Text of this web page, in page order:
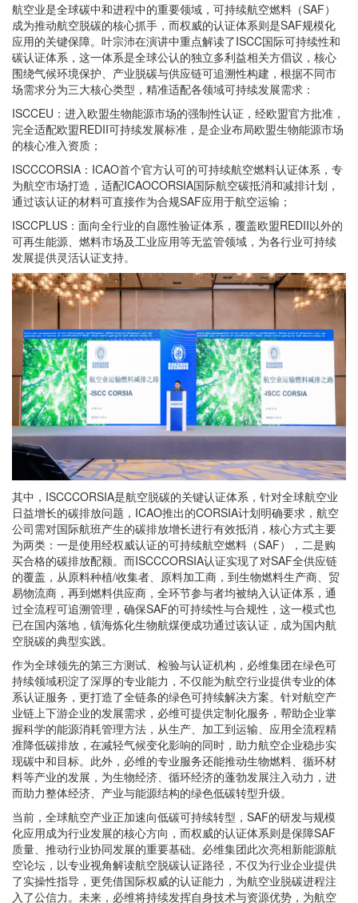
航空业是全球碳中和进程中的重要领域，可持续航空燃料（SAF）
成为推动航空脱碳的核心抓手，而权威的认证体系则是SAF规模化
应用的关键保障。叶宗沛在演讲中重点解读了ISCC国际可持续性和
碳认证体系，这一体系是全球公认的独立多利益相关方倡议，核心
围绕气候环境保护、产业脱碳与供应链可追溯性构建，根据不同市
场需求分为三大核心类型，精准适配各领域可持续发展需求：
ISCCEU：进入欧盟生物能源市场的强制性认证，经欧盟官方批准，
完全适配欧盟REDII可持续发展标准，是企业布局欧盟生物能源市场
的核心准入资质；
ISCCCORSIA：ICAO首个官方认可的可持续航空燃料认证体系，专
为航空市场打造，适配ICAOCORSIA国际航空碳抵消和减排计划，
通过该认证的材料可直接作为合规SAF应用于航空运输；
ISCCPLUS：面向全行业的自愿性验证体系，覆盖欧盟REDII以外的
可再生能源、燃料市场及工业应用等无监管领域，为各行业可持续
发展提供灵活认证支持。
其中，ISCCCORSIA是航空脱碳的关键认证体系，针对全球航空业
日益增长的碳排放问题，ICAO推出的CORSIA计划明确要求，航空
公司需对国际航班产生的碳排放增长进行有效抵消，核心方式主要
为两类：一是使用经权威认证的可持续航空燃料（SAF），二是购
买合格的碳排放配额。而ISCCCORSIA认证实现了对SAF全供应链
的覆盖，从原料种植/收集者、原料加工商，到生物燃料生产商、贸
易物流商，再到燃料供应商，全环节参与者均被纳入认证体系，通
过全流程可追溯管理，确保SAF的可持续性与合规性，这一模式也
已在国内落地，镇海炼化生物航煤便成功通过该认证，成为国内航
空脱碳的典型实践。
作为全球领先的第三方测试、检验与认证机构，必维集团在绿色可
持续领域积淀了深厚的专业能力，不仅能为航空行业提供专业的体
系认证服务，更打造了全链条的绿色可持续解决方案。针对航空产
业链上下游企业的发展需求，必维可提供定制化服务，帮助企业掌
握科学的能源消耗管理方法，从生产、加工到运输、应用全流程精
准降低碳排放，在减轻气候变化影响的同时，助力航空企业稳步实
现碳中和目标。此外，必维的专业服务还能推动生物燃料、循环材
料等产业的发展，为生物经济、循环经济的蓬勃发展注入动力，进
而助力整体经济、产业与能源结构的绿色低碳转型升级。
当前，全球航空产业正加速向低碳可持续转型，SAF的研发与规模
化应用成为行业发展的核心方向，而权威的认证体系则是保障SAF
质量、推动行业协同发展的重要基础。必维集团此次亮相新能源航
空论坛，以专业视角解读航空脱碳认证路径，不仅为行业企业提供
了实操性指导，更凭借国际权威的认证能力，为航空业脱碳进程注
入了公信力。未来，必维将持续发挥自身技术与资源优势，为航空